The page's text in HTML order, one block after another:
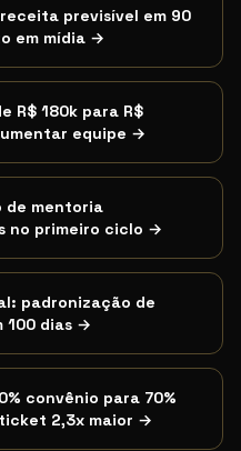
previsível em 90
em mídia →
R$ 180k para R$
equipe →
de mentoria
no primeiro ciclo →
padronização de
100 dias →
convênio para 70%
2,3x maior →